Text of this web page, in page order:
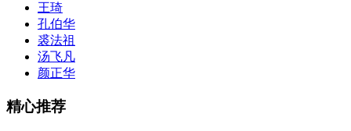
王琦
孔伯华
裘法祖
汤飞凡
颜正华
精心推荐